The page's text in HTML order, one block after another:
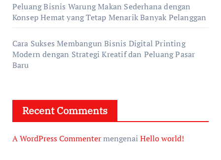
Peluang Bisnis Warung Makan Sederhana dengan
Konsep Hemat yang Tetap Menarik Banyak Pelanggan
Cara Sukses Membangun Bisnis Digital Printing
Modern dengan Strategi Kreatif dan Peluang Pasar
Baru
Recent Comments
A WordPress Commentermengenai Hello world!